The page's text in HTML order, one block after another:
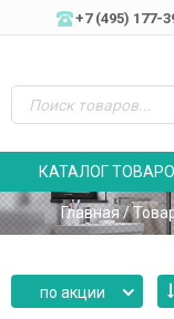
+7 (495) 177-
КАТАЛОГ
Главная/
по акции